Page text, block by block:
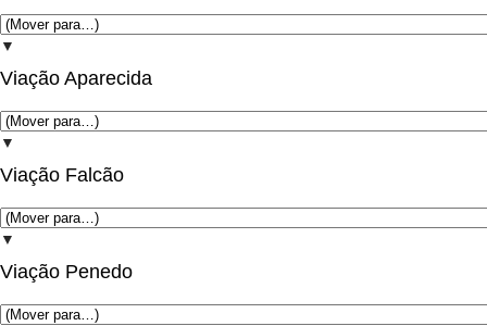
▼
Viação Aparecida
▼
Viação Falcão
▼
Viação Penedo